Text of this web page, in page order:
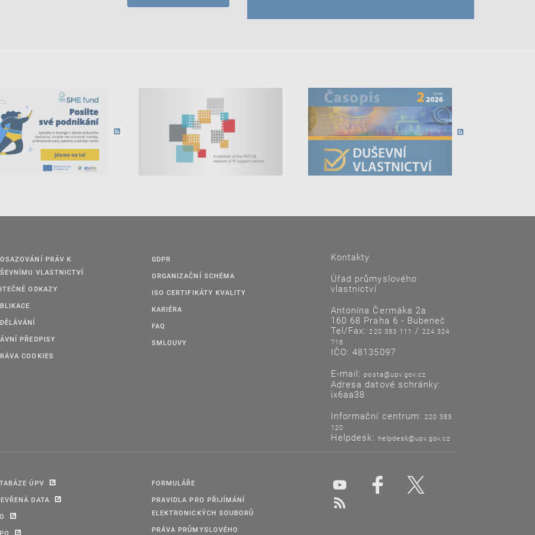
PRÁV K
VLASTNICTVÍ
ODKAZY
PŘEDPISY
COOKIES
GDPR
ORGANIZAČNÍ SCHÉMA
ISO CERTIFIKÁTY KVALITY
KARIÉRA
FAQ
SMLOUVY
Kontakty
Úřad průmyslového
vlastnictví
Antonína Čermáka 2a
160 68 Praha 6 - Bubeneč
Tel/Fax:220 383 111 /224 324
718
IČO: 48135097
E-mail: posta@upv.gov.cz
Adresa datové schránky:
ix6aa38
Informační centrum: 220 383
120
Helpdesk: helpdesk@upv.gov.cz
ÚPV
DATA
FORMULÁŘE
PRAVIDLA PRO PŘIJÍMÁNÍ
ELEKTRONICKÝCH SOUBORŮ
PRÁVA PRŮMYSLOVÉHO